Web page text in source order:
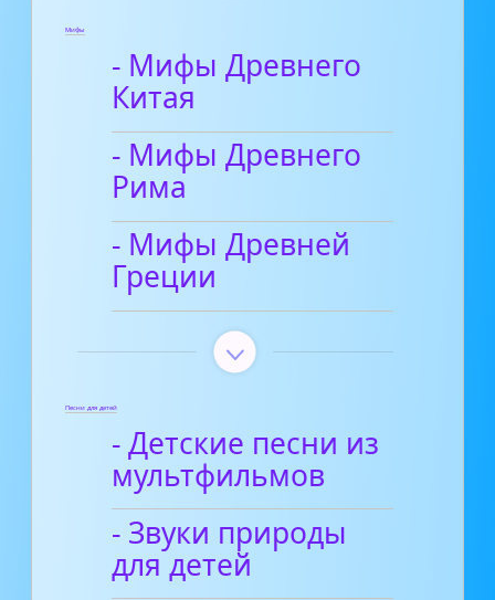
Мифы
- Мифы Древнего
Китая
- Мифы Древнего
Рима
- Мифы Древней
Греции
Песни для детей
- Детские песни из
мультфильмов
- Звуки природы
для детей